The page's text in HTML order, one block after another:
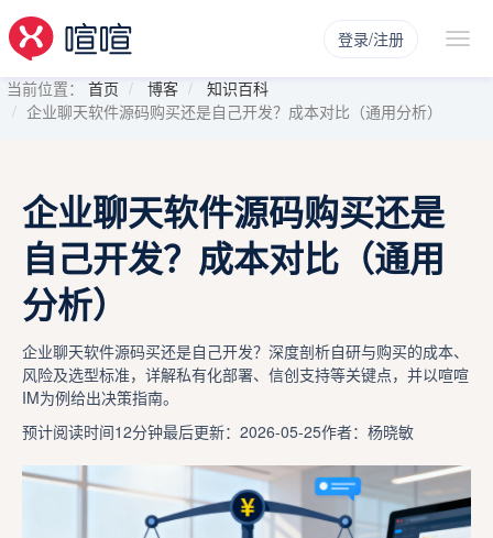
登录/注册
当前位置： 首页 博客
知识百科
企业聊天软件源码购买还是自己开发？成本对比（通用分析）
企业聊天软件源码购买还是
自己开发？成本对比（通用
分析）
企业聊天软件源码买还是自己开发？深度剖析自研与购买的成本、
风险及选型标准，详解私有化部署、信创支持等关键点，并以喧喧
IM为例给出决策指南。
预计阅读时间12分钟最后更新：2026-05-25作者：杨晓敏